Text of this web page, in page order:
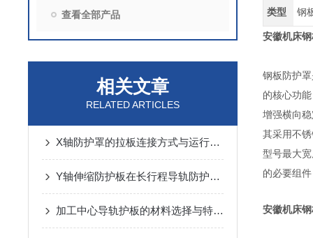
查看全部产品
相关文章
RELATED ARTICLES
X轴防护罩的拉板连接方式与运行噪音控制
Y轴伸缩防护板在长行程导轨防护中的设计与应用
加工中心导轨护板的材料选择与特点说明
类型 钢
安徽机床
钢板防护
的核心功
增强横向
其采用不
型号最大
的必要组
安徽机床